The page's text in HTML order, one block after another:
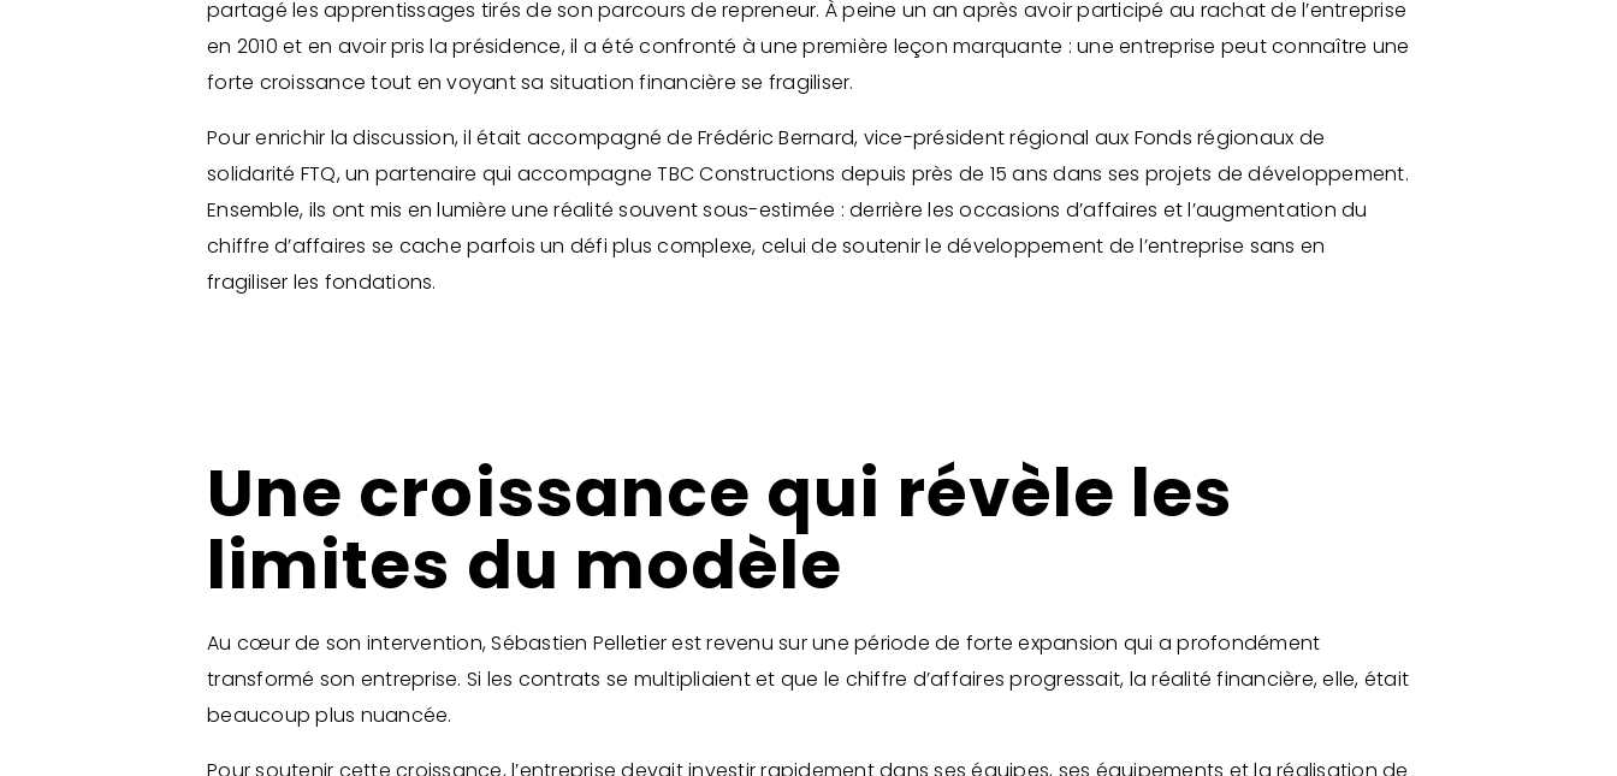
partagé les apprentissages tirés de son parcours de repreneur. À peine un an après avoir participé au rachat de l’entreprise
en 2010 et en avoir pris la présidence, il a été confronté à une première leçon marquante : une entreprise peut connaître une
forte croissance tout en voyant sa situation financière se fragiliser.
Pour enrichir la discussion, il était accompagné de Frédéric Bernard, vice-président régional aux Fonds régionaux de
solidarité FTQ, un partenaire qui accompagne TBC Constructions depuis près de 15 ans dans ses projets de développement.
Ensemble, ils ont mis en lumière une réalité souvent sous-estimée : derrière les occasions d’affaires et l’augmentation du
chiffre d’affaires se cache parfois un défi plus complexe, celui de soutenir le développement de l’entreprise sans en
fragiliser les fondations.
Une croissance qui révèle les
limites du modèle
Au cœur de son intervention, Sébastien Pelletier est revenu sur une période de forte expansion qui a profondément
transformé son entreprise. Si les contrats se multipliaient et que le chiffre d’affaires progressait, la réalité financière, elle, était
beaucoup plus nuancée.